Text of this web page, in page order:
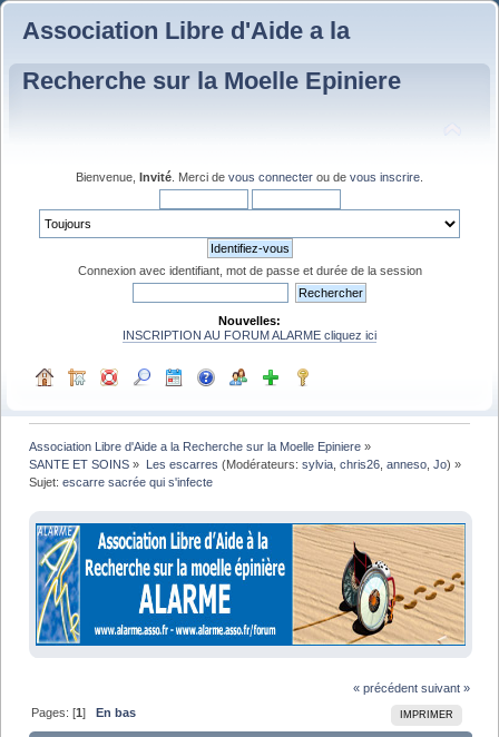
Association Libre d'Aide a la
Recherche sur la Moelle Epiniere
Bienvenue, Invité . Merci de vous connecter ou de vous inscrire
Connexion avec identifiant, mot de passe et durée de la session
Nouvelles:
INSCRIPTION AU FORUM ALARME cliquez ici
Association Libre d'Aide a la Recherche sur la Moelle Epiniere »
SANTE ET SOINS » Les escarres (Modérateurs: sylvia, chris26, anneso, Jo) »
Sujet:escarre sacrée qui s'infecte
« précédent suivant »
IMPRIMER
Pages: [1] En bas